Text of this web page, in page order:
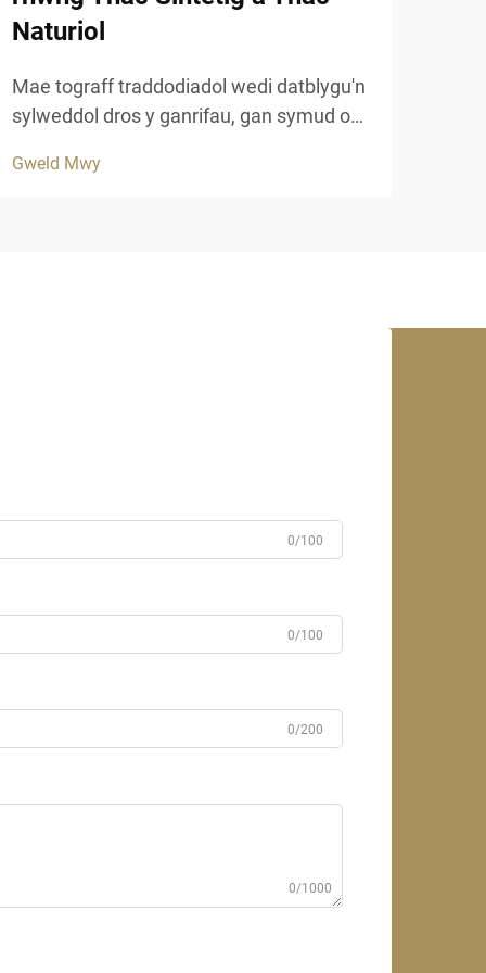
Naturiol
Mae tograff traddodiadol wedi datblygu'n
sylweddol dros y ganrifau, gan symud o
synthetig newyddion sy'n cynnig hywydr
Gweld Mwy
0/100
0/100
0/200
0/1000